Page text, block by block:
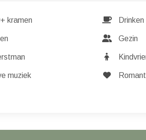
kramen Drinken
Gezin
muziek